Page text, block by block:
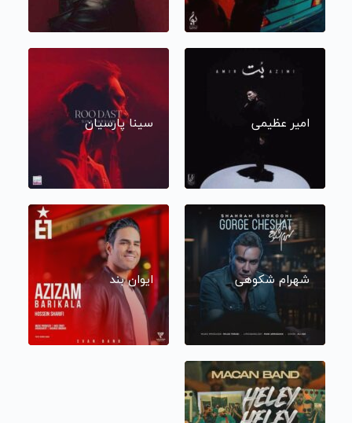
امیر عظیمی سینا پارسیان
شهرام شکوهی ایوان بند